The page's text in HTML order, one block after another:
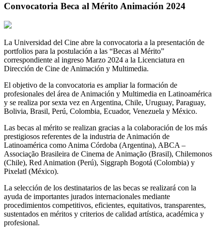
Convocatoria Beca al Mérito Animación 2024
La Universidad del Cine abre la convocatoria a la presentación de
portfolios para la postulación a las “Becas al Mérito”
correspondiente al ingreso Marzo 2024 a la Licenciatura en
Dirección de Cine de Animación y Multimedia.
El objetivo de la convocatoria es ampliar la formación de
profesionales del área de Animación y Multimedia en Latinoamérica
y se realiza por sexta vez en Argentina, Chile, Uruguay, Paraguay,
Bolivia, Brasil, Perú, Colombia, Ecuador, Venezuela y México.
Las becas al mérito se realizan gracias a la colaboración de los más
prestigiosos referentes de la industria de Animación de
Latinoamérica como Anima Córdoba (Argentina), ABCA –
Associação Brasileira de Cinema de Animação (Brasil), Chilemonos
(Chile), Red Animation (Perú), Siggraph Bogotá (Colombia) y
Pixelatl (México).
La selección de los destinatarios de las becas se realizará con la
ayuda de importantes jurados internacionales mediante
procedimientos competitivos, eficientes, equitativos, transparentes,
sustentados en méritos y criterios de calidad artística, académica y
profesional.